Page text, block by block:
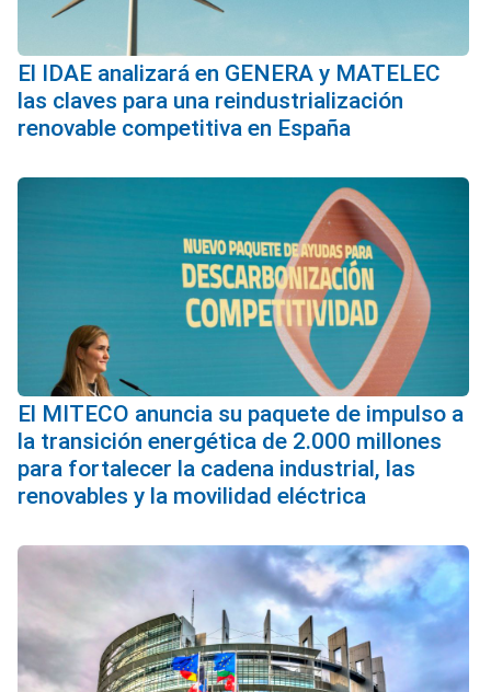
El IDAE analizará en GENERA y MATELEC
las claves para una reindustrialización
renovable competitiva en España
El MITECO anuncia su paquete de impulso a
la transición energética de 2.000 millones
para fortalecer la cadena industrial, las
renovables y la movilidad eléctrica